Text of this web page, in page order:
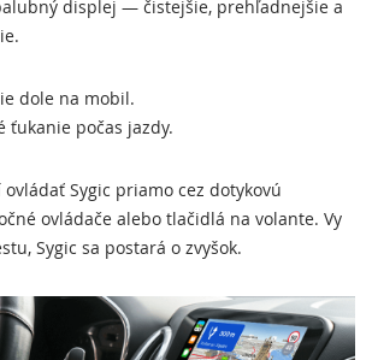
displej — čistejšie, prehľadnejšie a
dole na mobil.
ťukanie počas jazdy.
Sygic priamo cez dotykovú
ovládače alebo tlačidlá na volante. Vy
Sygic sa postará o zvyšok.